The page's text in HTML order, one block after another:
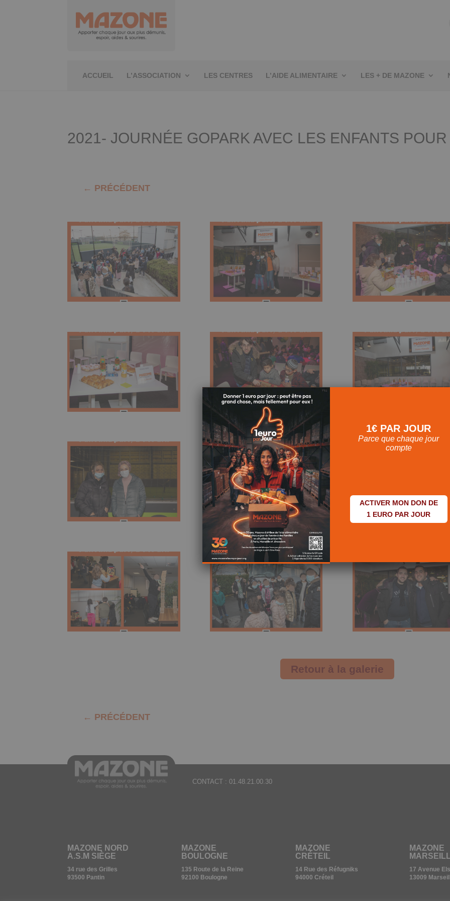
ACCUEIL L’ASSOCIATION LES CENTRES L’AIDE ALIMENTAIRE LES + DE MAZONE
2021- JOURNÉE GOPARK AVEC LES ENFANTS
← PRÉCÉDENT
Retour à la galerie
← PRÉCÉDENT
CONTACT : 01.48.21.00.30
MAZONE NORD
A.S.M SIÈGE
34 rue des Grilles
93500 Pantin
MAZONE
BOULOGNE
135 Route de la Reine
92100 Boulogne
MAZONE
CRÉTEIL
14 Rue des Réfugniks
94000 Créteil
MAZONE
17 Avenue
13009
1€ PAR JOUR
Parce que chaque jour
compte
ACTIVER MON DON DE
1 EURO PAR JOUR